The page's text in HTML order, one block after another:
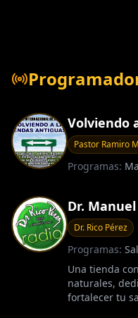
Volviendo
Pastor Ramiro
Programas:
Dr.
Dr. Rico Pérez
Programas:
Una tienda
naturales,
fortalecer tu